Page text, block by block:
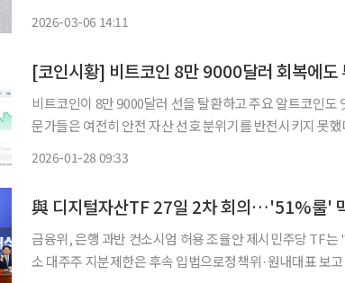
2026-03-06 14:11
[코인시황] 비트코인 8만 9000달러 회복에도
비트코인이 8만 9000달러 선을 탈환하고 주요 알트코인도
문가들은 여전히 안전 자산 선호 분위기를 반전시키지 못
2026-01-28 09:33
與 디지털자산TF 27일 2차 회의…'51%룰'
금융위, 은행 과반 컨소시엄 허용 조율안 제시민주당 TF
소 대주주 지분제한은 후속 입법으로정책위·원내대표 보고 거쳐 2월